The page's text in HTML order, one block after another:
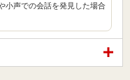
小声での会話を発見した場合